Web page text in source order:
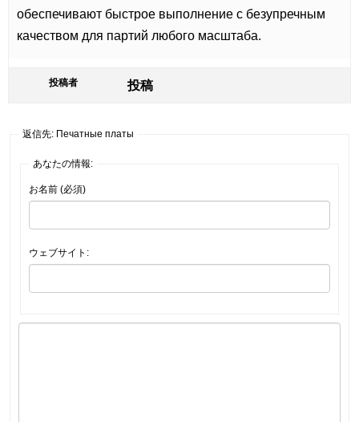
обеспечивают быстрое выполнение с безупречным
качеством для партий любого масштаба.
投稿者 投稿
返信先: Печатные платы
あなたの情報:
お名前 (必須)
ウェブサイト: